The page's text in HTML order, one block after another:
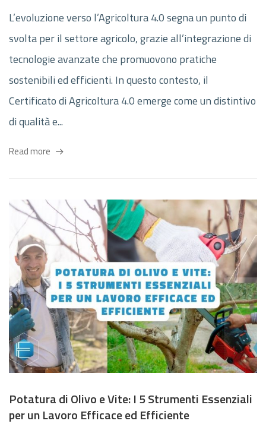
L’evoluzione verso l’Agricoltura 4.0 segna un punto di
svolta per il settore agricolo, grazie all’integrazione di
tecnologie avanzate che promuovono pratiche
sostenibili ed efficienti. In questo contesto, il
Certificato di Agricoltura 4.0 emerge come un distintivo
di qualità e...
Read more
Potatura di Olivo e Vite: I 5 Strumenti Essenziali
per un Lavoro Efficace ed Efficiente